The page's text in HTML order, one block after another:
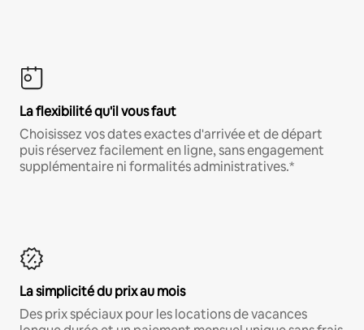
La flexibilité qu'il vous faut
Choisissez vos dates exactes d'arrivée et de départ
puis réservez facilement en ligne, sans engagement
supplémentaire ni formalités administratives.*
La simplicité du prix au mois
Des prix spéciaux pour les locations de vacances